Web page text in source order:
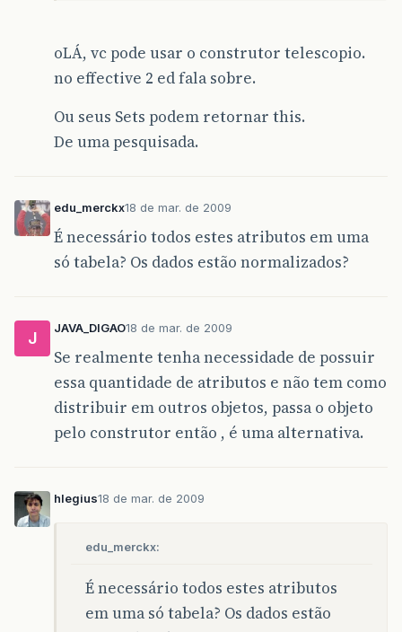
oLÁ, vc pode usar o construtor telescopio.
no effective 2 ed fala sobre.
Ou seus Sets podem retornar this.
De uma pesquisada.
edu_merckx18 de mar. de 2009
É necessário todos estes atributos em uma
só tabela? Os dados estão normalizados?
J
JAVA_DIGAO18 de mar. de 2009
Se realmente tenha necessidade de possuir
essa quantidade de atributos e não tem como
distribuir em outros objetos, passa o objeto
pelo construtor então , é uma alternativa.
hlegius18 de mar. de 2009
edu_merckx:
É necessário todos estes atributos
em uma só tabela? Os dados estão